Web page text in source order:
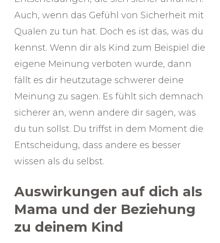
Auch, wenn das Gefühl von Sicherheit mit
Qualen zu tun hat. Doch es ist das, was du
kennst. Wenn dir als Kind zum Beispiel die
eigene Meinung verboten wurde, dann
fällt es dir heutzutage schwerer deine
Meinung zu sagen. Es fühlt sich demnach
sicherer an, wenn andere dir sagen, was
du tun sollst. Du triffst in dem Moment die
Entscheidung, dass andere es besser
wissen als du selbst.
Auswirkungen auf dich als
Mama und der Beziehung
zu deinem Kind